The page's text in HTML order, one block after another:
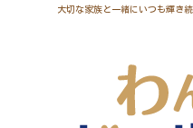
大切な家族と一緒にいつも輝き